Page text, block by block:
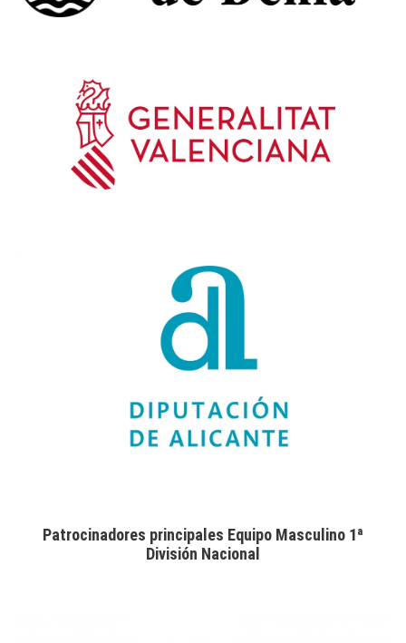
Patrocinadores principales Equipo Masculino 1ª
División Nacional